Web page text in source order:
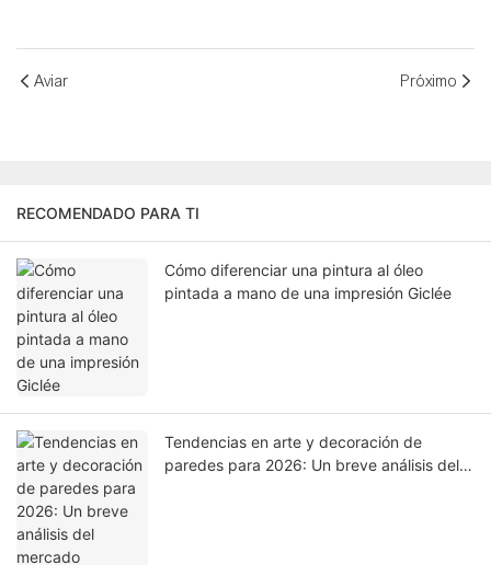
Aviar Próximo
RECOMENDADO PARA TI
Cómo diferenciar una pintura al óleo
pintada a mano de una impresión Giclée
Tendencias en arte y decoración de
paredes para 2026: Un breve análisis del